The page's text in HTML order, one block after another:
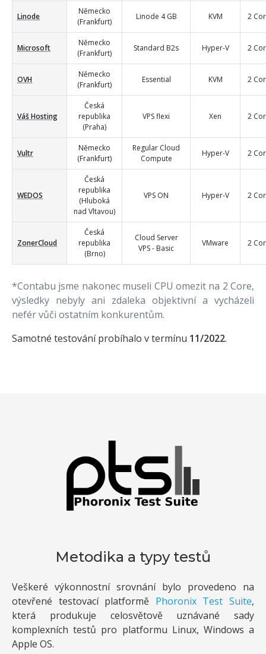
Linode
Německo
(Frankfurt)
Linode 4 GB KVM 2
Microsoft
Německo
(Frankfurt)
Standard B2s Hyper-V 2
OVH
Německo
(Frankfurt)
Essential KVM 2
Váš Hosting
Česká
republika
(Praha)
VPS flexi Xen 2
Vultr
Německo
(Frankfurt)
Regular Cloud
Compute
Hyper-V 2
WEDOS
Česká
republika
(Hluboká
nad Vltavou)
VPS ON Hyper-V 2
ZonerCloud
Česká
republika
(Brno)
Cloud Server
VPS - Basic
VMware 2
*Contabu jsme nakonec museli CPU omezit na 2 Core,
výsledky nebyly ani zdaleka objektivní a vycházeli
nefér vůči ostatním konkurentům.
Samotné testování probíhalo v termínu 11/2022.
Metodika a typy testů
Veškeré výkonnostní srovnání bylo provedeno na
otevřené testovací platformě Phoronix Test Suite,
která produkuje celosvětově uznávané sady
komplexních testů pro platformu Linux, Windows a
Apple OS.